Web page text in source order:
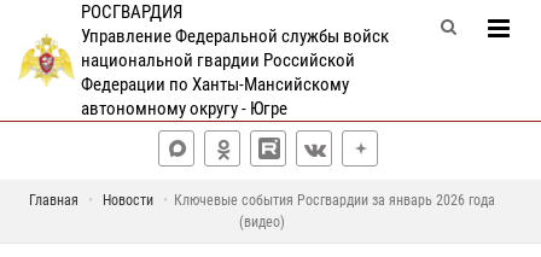
РОСГВАРДИЯ
Управление Федеральной службы войск
национальной гвардии Российской
Федерации по Ханты-Мансийскому
автономному округу - Югре
Главная Новости
Ключевые события Росгвардии за январь 2026 года
(видео)